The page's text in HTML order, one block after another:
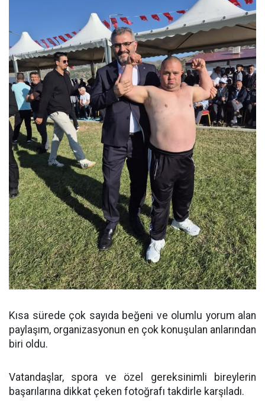
Kısa sürede çok sayıda beğeni ve olumlu yorum alan
paylaşım, organizasyonun en çok konuşulan anlarından
biri oldu.
Vatandaşlar, spora ve özel gereksinimli bireylerin
başarılarına dikkat çeken fotoğrafı takdirle karşıladı.